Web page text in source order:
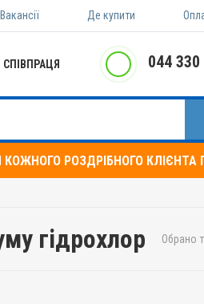
Вакансії Де купити
СПІВПРАЦЯ 044
РОЗДРІБНОГО КЛІЄНТА
гідрохлор Обрано